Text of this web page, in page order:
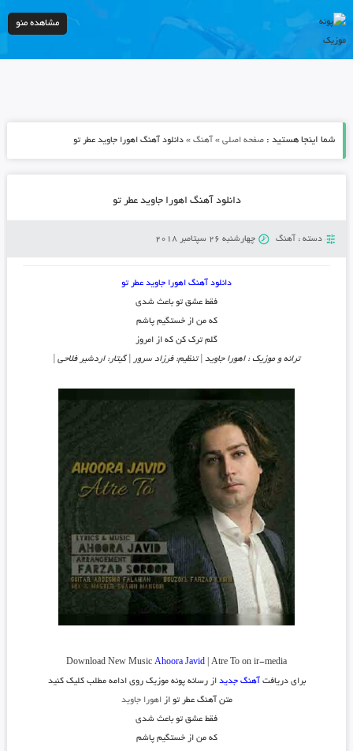
مشاهده منو
شما اینجا هستید : صفحه اصلی» آهنگ» دانلود آهنگ اهورا جاوید عطر تو
دانلود آهنگ اهورا جاوید عطر تو
دسته : آهنگ چهارشنبه 26 سپتامبر 2018
دانلود آهنگ اهورا جاوید عطر تو
فقط عشق تو باعث شدی
که من از خستگیم پاشم
گلم ترک کن که از امروز
ترانه و موزیک : اهورا جاوید | تنظیم: فرزاد سرور | گیتار: اردشیر فلاحی |
Download New MusicAhoora Javid | Atre To on ir-media
برای دریافت آهنگ جدید از رسانه پونه موزیک روی ادامه مطلب کلیک کنید
متن آهنگ عطر تو ازاهورا جاوید
فقط عشق تو باعث شدی
که من از خستگیم پاشم